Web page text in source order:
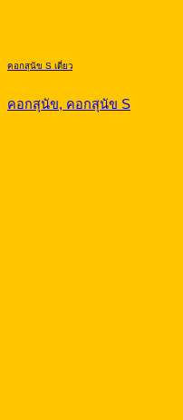
คอกสุนัข S เดี่ยว
คอกสุนัข, คอกสุนัข S